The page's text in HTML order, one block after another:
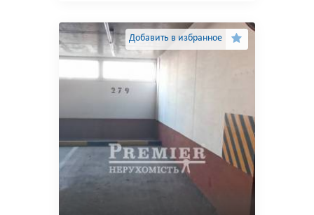
Добавить в избранное